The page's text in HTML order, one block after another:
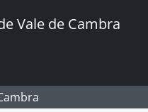
Vale de Cambra